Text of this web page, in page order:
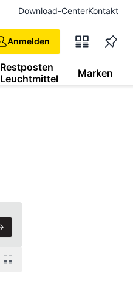
Download-CenterKontakt
Anmelden
Restposten
Leuchtmittel
Marken